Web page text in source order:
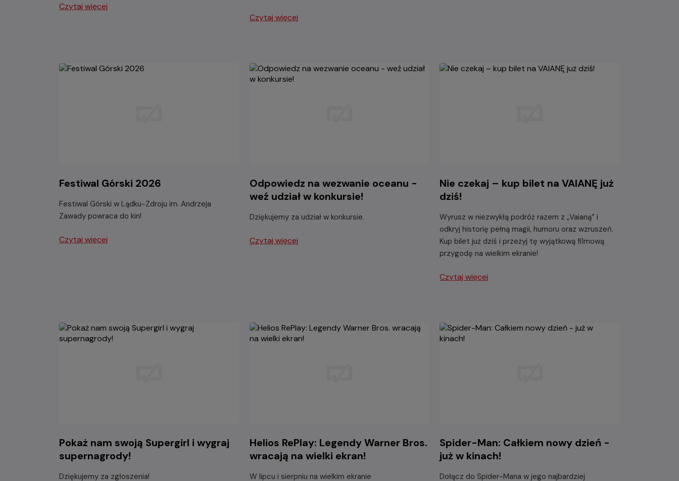
Czytaj więcej
Czytaj więcej
Festiwal Górski 2026
Festiwal Górski w Lądku-Zdroju im. Andrzeja
Zawady powraca do kin!
Czytaj więcej
Odpowiedz na wezwanie oceanu -
weź udział w konkursie!
Dziękujemy za udział w konkursie.
Czytaj więcej
Nie czekaj – kup bilet na VAIANĘ już
dziś!
Wyrusz w niezwykłą podróż razem z „Vaianą” i
odkryj historię pełną magii, humoru oraz wzruszeń.
Kup bilet już dziś i przeżyj tę wyjątkową filmową
przygodę na wielkim ekranie!
Czytaj więcej
Pokaż nam swoją Supergirl i wygraj
supernagrody!
Dziękujemy za zgłoszenia!
Helios RePlay: Legendy Warner Bros.
wracają na wielki ekran!
W lipcu i sierpniu na wielkim ekranie
Spider-Man: Całkiem nowy dzień -
już w kinach!
Dołącz do Spider-Mana w jego najbardziej